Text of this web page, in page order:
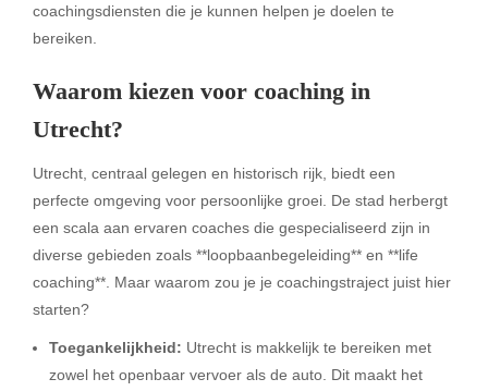
coachingsdiensten die je kunnen helpen je doelen te
bereiken.
Waarom kiezen voor coaching in
Utrecht?
Utrecht, centraal gelegen en historisch rijk, biedt een
perfecte omgeving voor persoonlijke groei. De stad herbergt
een scala aan ervaren coaches die gespecialiseerd zijn in
diverse gebieden zoals **loopbaanbegeleiding** en **life
coaching**. Maar waarom zou je je coachingstraject juist hier
starten?
Toegankelijkheid: Utrecht is makkelijk te bereiken met
zowel het openbaar vervoer als de auto. Dit maakt het